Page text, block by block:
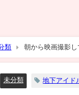
類
未分類 地下アイド